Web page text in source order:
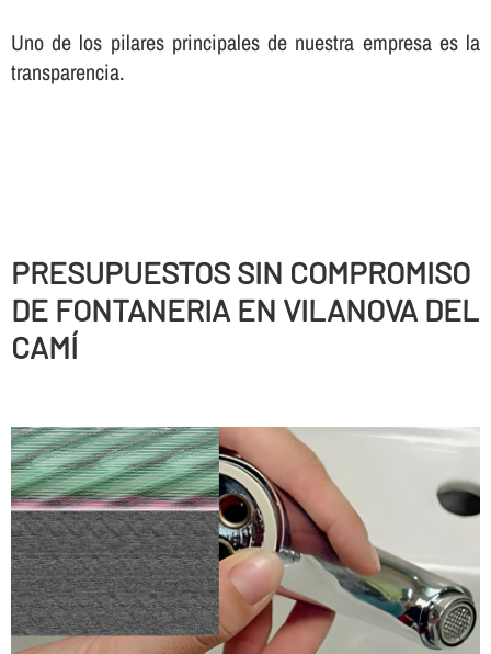
Uno de los pilares principales de nuestra empresa es la
transparencia.
PRESUPUESTOS SIN COMPROMISO
DE FONTANERIA EN VILANOVA DEL
CAMÍ